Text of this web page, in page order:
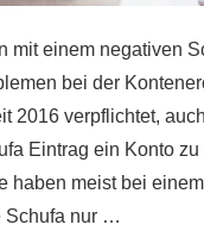
mit einem negativen
bei der
2016 verpflichtet,
Eintrag ein Konto zu
haben meist bei
Schufa nur …